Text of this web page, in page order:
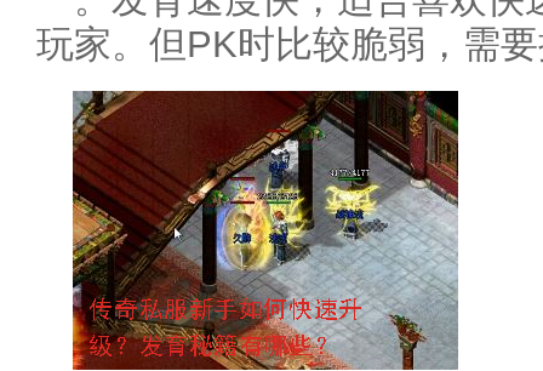
玩家。但PK时比较脆弱，需